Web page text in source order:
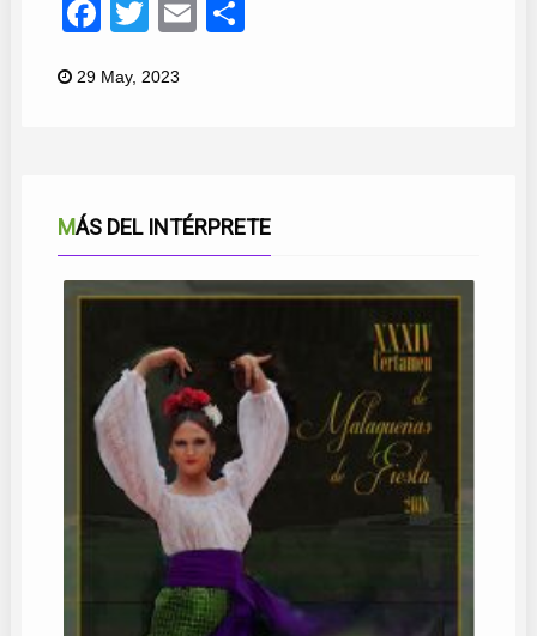
Facebook
TwitterEmail
29 May, 2023
MÁS DEL INTÉRPRETE